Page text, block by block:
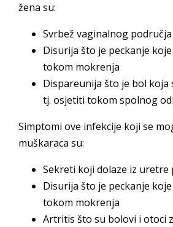
žena su:
Svrbež vaginalnog područja
Disurija što je peckanje
tokom mokrenja
Dispareunija što je bol koja
tj. osjetiti tokom spolnog
Simptomi ove infekcije koji se
muškaraca su:
Sekreti koji dolaze iz uretre
Disurija što je peckanje
tokom mokrenja
Artritis što su bolovi i otoci